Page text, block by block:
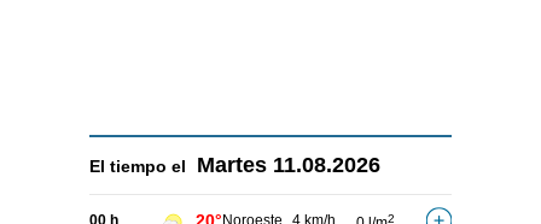
El tiempo el Martes 11.08.2026
2